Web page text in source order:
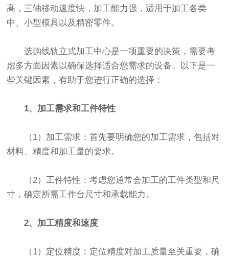
高，三轴移动速度快，加工能力强，适用于加工各类
中、小型模具以及精密零件。
选购线轨立式加工中心是一项重要的决策，需要考
虑多方面因素以确保选择适合您需求的设备。以下是一
些关键因素，有助于您进行正确的选择：
1、加工需求和工件特性
（1）加工需求：首先要明确您的加工需求，包括对
材料、精度和加工量的要求。
（2）工件特性：考虑您通常会加工的工件类型和尺
寸，确定所需工作台尺寸和承载能力。
2、加工精度和速度
（1）定位精度：定位精度对加工质量至关重要，确